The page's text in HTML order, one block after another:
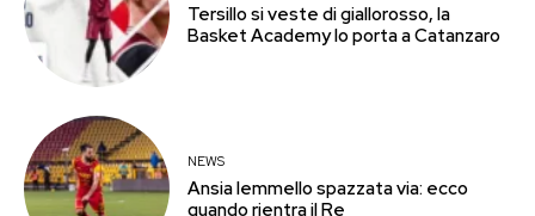
Tersillo si veste di giallorosso, la
Basket Academy lo porta a Catanzaro
NEWS
Ansia Iemmello spazzata via: ecco
quando rientra il Re